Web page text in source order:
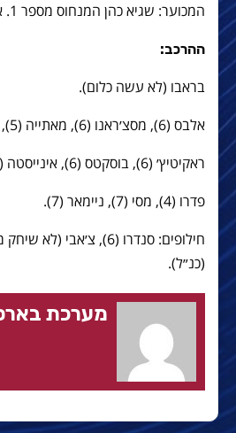
המכוער: שגיא כהן המנחוס מספר 1. איזה שידור ביזיוני.
ההרכב:
בראבו (לא עשה כלום).
אלבס (6), מסצ׳ראנו (6), מאתייה (5), אלבה (6).
ראקיטיץ׳ (6), בוסקטס (6), אינייסטה (7).
פדרו (4), מסי (7), ניימאר (7).
חילופים: סנדרו (6), צ׳אבי
(כנ״ל).
מערכת